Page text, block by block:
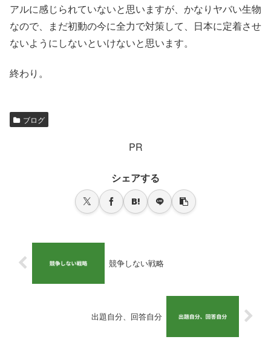
アルに感じられていないと思いますが、かなりヤバい生物
なので、まだ初動の今に全力で対策して、日本に定着させ
ないようにしないといけないと思います。
終わり。
ブログ
PR
シェアする
競争しない戦略
出題自分、回答自分